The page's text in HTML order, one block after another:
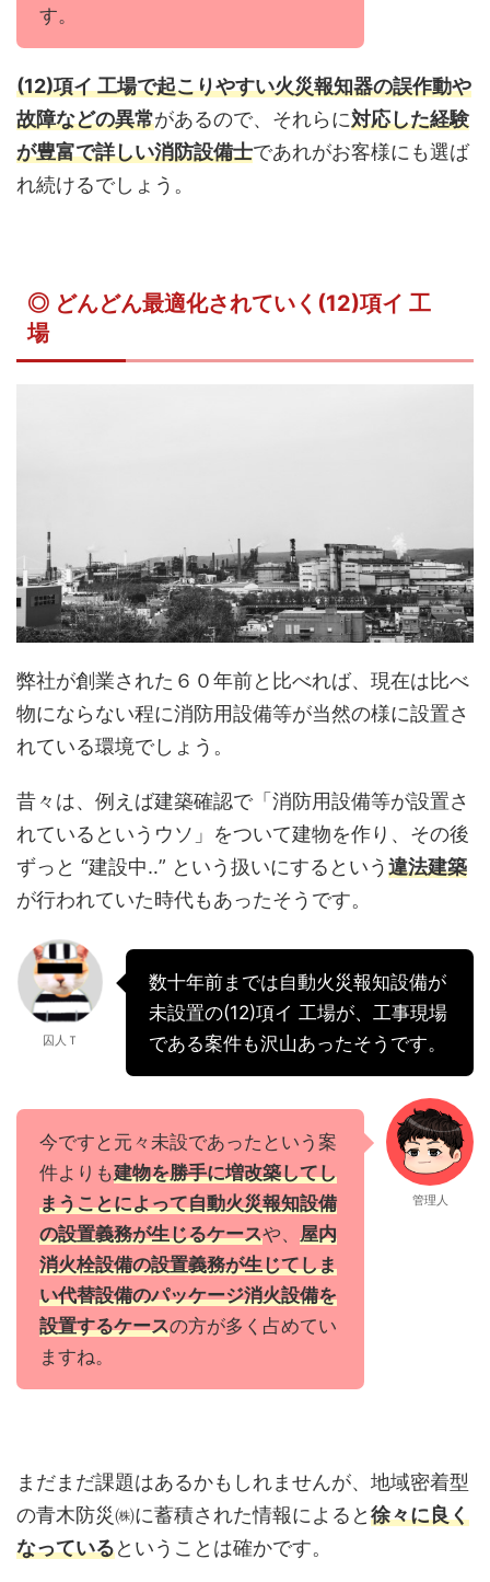
す。
(12)項イ 工場で起こりやすい火災報知器の誤作動や
故障などの異常があるので、それらに対応した経験
が豊富で詳しい消防設備士であれがお客様にも選ば
れ続けるでしょう。
◎ どんどん最適化されていく(12)項イ 工
場
弊社が創業された６０年前と比べれば、現在は比べ
物にならない程に消防用設備等が当然の様に設置さ
れている環境でしょう。
昔々は、例えば建築確認で「消防用設備等が設置さ
れているというウソ」をついて建物を作り、その後
ずっと “建設中‥” という扱いにするという違法建築
が行われていた時代もあったそうです。
囚人Ｔ
数十年前までは自動火災報知設備が
未設置の(12)項イ 工場が、工事現場
である案件も沢山あったそうです。
今ですと元々未設であったという案
件よりも建物を勝手に増改築してし
まうことによって自動火災報知設備
の設置義務が生じるケースや、 屋内
消火栓設備の設置義務が生じてしま
い代替設備のパッケージ消火設備を
設置するケースの方が多く占めてい
ますね。
管理人
まだまだ課題はあるかもしれませんが、地域密着型
の青木防災㈱に蓄積された情報によると徐々に良く
なっているということは確かです。